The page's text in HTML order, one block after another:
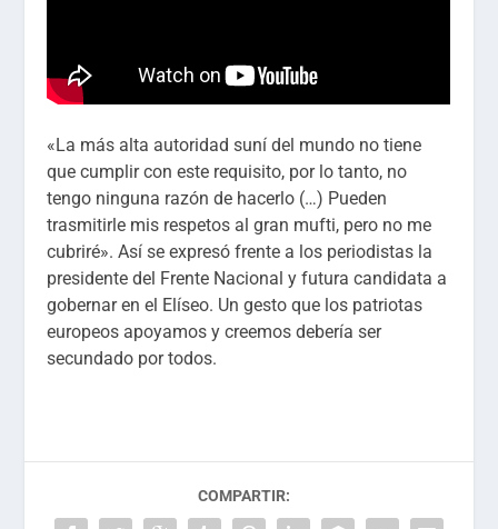
«La más alta autoridad suní del mundo no tiene
que cumplir con este requisito, por lo tanto, no
tengo ninguna razón de hacerlo (…) Pueden
trasmitirle mis respetos al gran mufti, pero no me
cubriré». Así se expresó frente a los periodistas la
presidente del Frente Nacional y futura candidata a
gobernar en el Elíseo. Un gesto que los patriotas
europeos apoyamos y creemos debería ser
secundado por todos.
COMPARTIR: